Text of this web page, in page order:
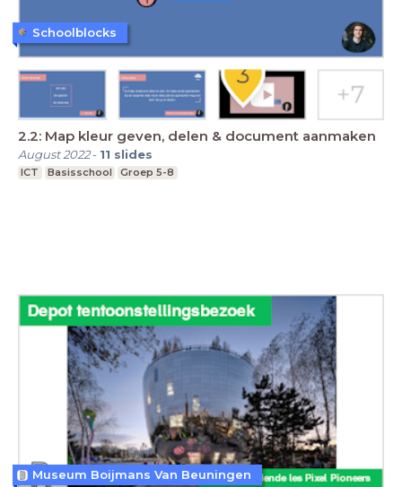
2.2: Map kleur geven, delen & document aanmaken
August 2022- 11 slides
ICT Basisschool Groep 5-8
Schoolblocks
Museum Boijmans Van Beuningen